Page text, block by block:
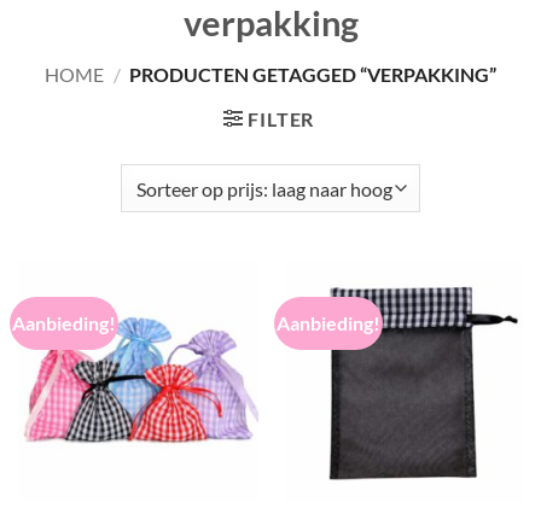
verpakking
HOME / PRODUCTEN GETAGGED “VERPAKKING”
FILTER
Aanbieding! Aanbieding!